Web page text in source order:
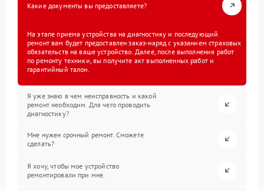
Какие документы вы предоставляете?
На этапе приема устройства на диагностику и последующий
ремонт вам будет предоставлен заказ-наряд с указанием страховых
обязательств на ваше устройство. Далее, после выполнения работ
по ремонту техники, вы получите акт выполненных работ и
гарантийный талон.
Я уже знаю в чем неисправность и какой
ремонт необходим. Для чего проводить
диагностику?
Мне нужен срочный ремонт. Сможете
сделать?
Я хочу, чтобы мое устройство
ремонтировали при мне.